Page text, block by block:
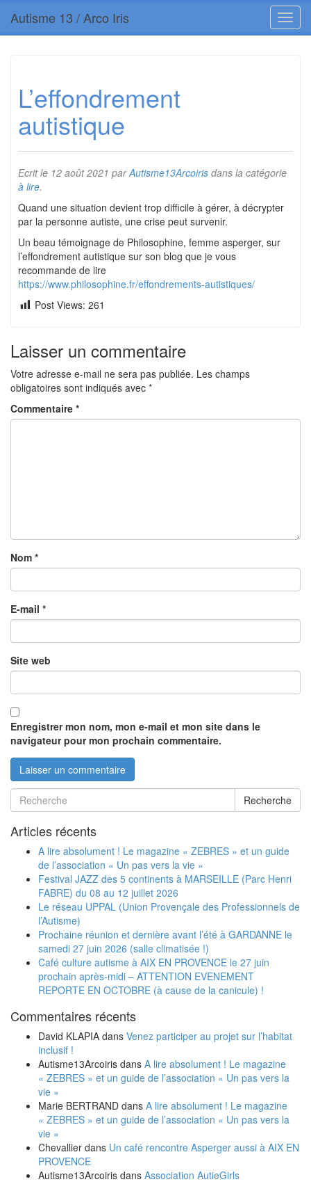
Autisme 13 / Arco Iris
L’effondrement
autistique
Ecrit le 12 août 2021 parAutisme13Arcoiris dans la catégorie
à lire.
Quand une situation devient trop difficile à gérer, à décrypter
par la personne autiste, une crise peut survenir.
Un beau témoignage de Philosophine, femme asperger, sur
l’effondrement autistique sur son blog que je vous
recommande de lire
https://www.philosophine.fr/effondrements-autistiques/
Post Views: 261
Laisser un commentaire
Votre adresse e-mail ne sera pas publiée. Les champs
obligatoires sont indiqués avec *
Commentaire *
Nom *
E-mail *
Site web
Enregistrer mon nom, mon e-mail et mon site dans le
navigateur pour mon prochain commentaire.
Recherche
Articles récents
A lire absolument ! Le magazine « ZEBRES » et un guide
de l’association « Un pas vers la vie »
Festival JAZZ des 5 continents à MARSEILLE (Parc Henri
FABRE) du 08 au 12 juillet 2026
Le réseau UPPAL (Union Provençale des Professionnels de
l’Autisme)
Prochaine réunion et dernière avant l’été à GARDANNE le
samedi 27 juin 2026 (salle climatisée !)
Café culture autisme à AIX EN PROVENCE le 27 juin
prochain après-midi – ATTENTION EVENEMENT
REPORTE EN OCTOBRE (à cause de la canicule) !
Commentaires récents
David KLAPIA dans Venez participer au projet sur l’habitat
inclusif !
Autisme13Arcoiris dans A lire absolument ! Le magazine
« ZEBRES » et un guide de l’association « Un pas vers la
vie »
Marie BERTRAND dans A lire absolument ! Le magazine
« ZEBRES » et un guide de l’association « Un pas vers la
vie »
Chevallier dans Un café rencontre Asperger aussi à AIX EN
PROVENCE
Autisme13Arcoiris dans Association AutieGirls